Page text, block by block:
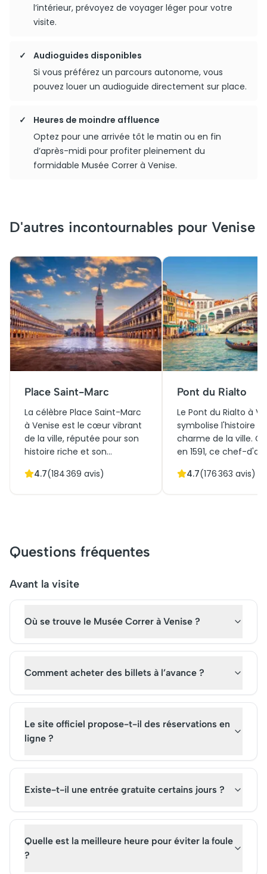
l’intérieur, prévoyez de voyager léger pour votre
visite.
Audioguides disponibles
Si vous préférez un parcours autonome, vous
pouvez louer un audioguide directement sur place.
Heures de moindre affluence
Optez pour une arrivée tôt le matin ou en fin
d’après-midi pour profiter pleinement du
formidable Musée Correr à Venise.
D'autres incontournables pour Venise
Place Saint-Marc
La célèbre Place Saint-Marc
à Venise est le cœur vibrant
de la ville, réputée pour son
histoire riche et son
notamment la Basilique
une attraction touristique
incontournable où réserver
guidée enrichit l'expérience.
continue d'attirer les visiteurs
4.7(184 369 avis)
Pont du Rialto
Le Pont du Rialto à
symbolise l'histoire
charme de la ville.
en 1591, ce chef-
les quartiers de San
4.7(176 363 avis)
Questions fréquentes
Avant la visite
Où se trouve le Musée Correr à Venise ?
Comment acheter des billets à l’avance ?
Le site officiel propose-t-il des réservations en
ligne ?
Existe-t-il une entrée gratuite certains jours ?
Quelle est la meilleure heure pour éviter la foule
?